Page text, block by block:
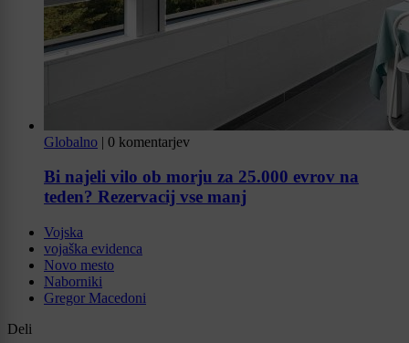
Globalno | 0 komentarjev
Bi najeli vilo ob morju za 25.000 evrov na
teden? Rezervacij vse manj
Vojska
vojaška evidenca
Novo mesto
Naborniki
Gregor Macedoni
Deli